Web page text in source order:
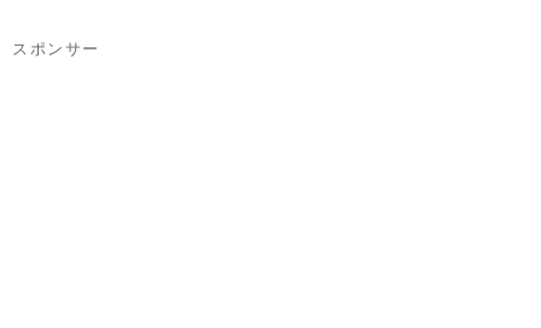
スポンサー